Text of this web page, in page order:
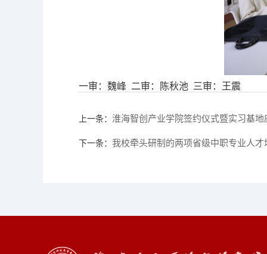
一审：魏峰 二审：陈秋池 三审：王震
上一条： 淮海智创产业学院签约仪式暨实习基
下一条： 我校牵头研制的两项省级中职专业人